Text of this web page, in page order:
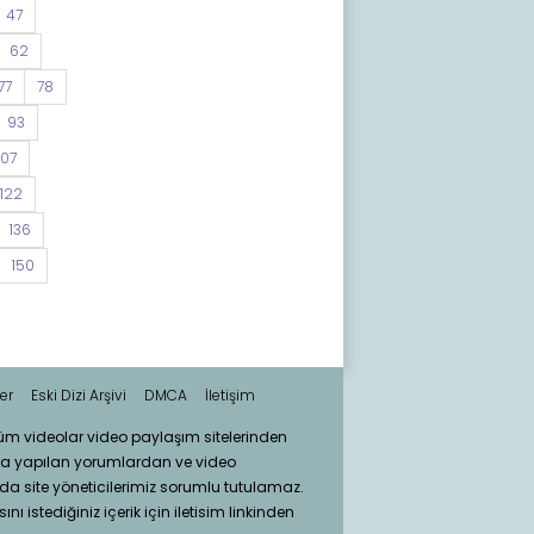
47
62
78
93
122
136
150
Eski Dizi Arşivi DMCA İletişim
videolar video paylaşım sitelerinden
yapılan yorumlardan ve video
site yöneticilerimiz sorumlu tutulamaz.
istediğiniz içerik için iletisim linkinden